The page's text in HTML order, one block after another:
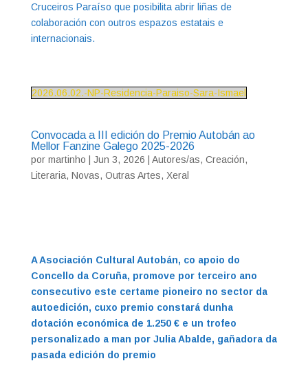
Cruceiros Paraíso que posibilita abrir liñas de
colaboración con outros espazos estatais e
internacionais.
2026.06.02.-NP-Residencia-Paraiso-Sara-Ismael
Convocada a III edición do Premio Autobán ao
Mellor Fanzine Galego 2025-2026
por martinho Jun 3, 2026 Autores/as, Creación,
Literaria, Novas, Outras Artes, Xeral
A Asociación Cultural Autobán, co apoio do
Concello da Coruña, promove por terceiro ano
consecutivo este certame pioneiro no sector da
autoedición, cuxo premio constará dunha
dotación económica de 1.250 € e un trofeo
personalizado a man por Julia Abalde, gañadora da
pasada edición do premio